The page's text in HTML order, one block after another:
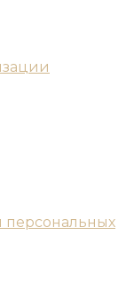
персональных